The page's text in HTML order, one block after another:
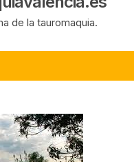
de la tauromaquia.